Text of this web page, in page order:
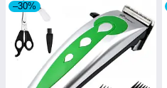
–30%